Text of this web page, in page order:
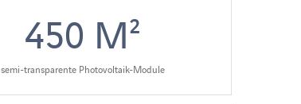
450 M²
semi-transparente Photovoltaik-Module